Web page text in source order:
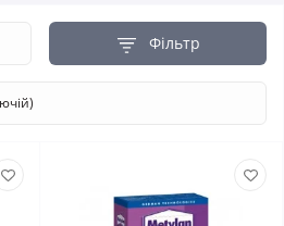
Фільтр